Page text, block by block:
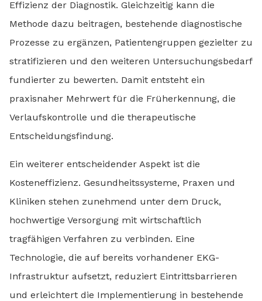
Effizienz der Diagnostik. Gleichzeitig kann die
Methode dazu beitragen, bestehende diagnostische
Prozesse zu ergänzen, Patientengruppen gezielter zu
stratifizieren und den weiteren Untersuchungsbedarf
fundierter zu bewerten. Damit entsteht ein
praxisnaher Mehrwert für die Früherkennung, die
Verlaufskontrolle und die therapeutische
Entscheidungsfindung.
Ein weiterer entscheidender Aspekt ist die
Kosteneffizienz. Gesundheitssysteme, Praxen und
Kliniken stehen zunehmend unter dem Druck,
hochwertige Versorgung mit wirtschaftlich
tragfähigen Verfahren zu verbinden. Eine
Technologie, die auf bereits vorhandener EKG-
Infrastruktur aufsetzt, reduziert Eintrittsbarrieren
und erleichtert die Implementierung in bestehende